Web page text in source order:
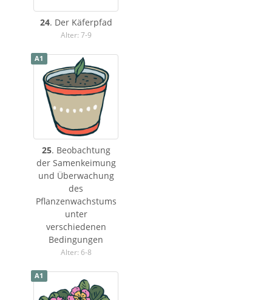
24. Der Käferpfad
Alter: 7-9
25. Beobachtung
der Samenkeimung
und Überwachung
des
Pflanzenwachstums
unter
verschiedenen
Bedingungen
Alter: 6-8
A1
A1